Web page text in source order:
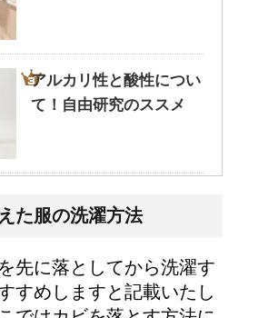
アルカリ性と酸性につい
て！自由研究のススメ
成分とその効果は？！
た服の洗濯方法
先に落としてから洗濯す
すめしますと記載いたし